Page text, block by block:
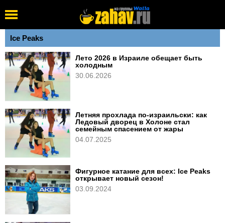
Ice Peaks
Лето 2026 в Израиле обещает быть
холодным
30.06.2026
Летняя прохлада по-израильски: как
Ледовый дворец в Холоне стал
семейным спасением от жары
04.07.2025
Фигурное катание для всех: Ice Peaks
открывает новый сезон!
03.09.2024